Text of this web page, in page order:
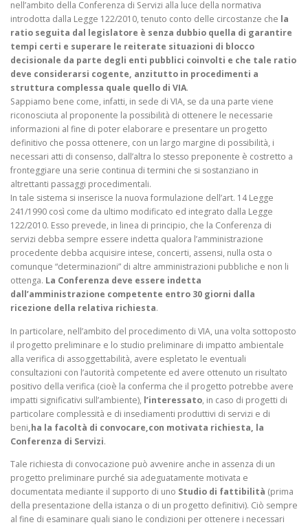
nell’ambito della Conferenza di Servizi alla luce della normativa
introdotta dalla Legge 122/2010, tenuto conto delle circostanze che la
ratio seguita dal legislatore è senza dubbio quella di garantire
tempi certi e superare le reiterate situazioni di blocco
decisionale da parte degli enti pubblici coinvolti e che tale ratio
deve considerarsi cogente, anzitutto in procedimenti a
struttura complessa quale quello di VIA.
Sappiamo bene come, infatti, in sede di VIA, se da una parte viene
riconosciuta al proponente la possibilità di ottenere le necessarie
informazioni al fine di poter elaborare e presentare un progetto
definitivo che possa ottenere, con un largo margine di possibilità, i
necessari atti di consenso, dall’altra lo stesso preponente è costretto a
fronteggiare una serie continua di termini che si sostanziano in
altrettanti passaggi procedimentali.
In tale sistema si inserisce la nuova formulazione dell’art. 14 Legge
241/1990 così come da ultimo modificato ed integrato dalla Legge
122/2010. Esso prevede, in linea di principio, che la Conferenza di
servizi debba sempre essere indetta qualora l’amministrazione
procedente debba acquisire intese, concerti, assensi, nulla osta o
comunque “determinazioni” di altre amministrazioni pubbliche e non li
ottenga. La Conferenza deve essere indetta
dall’amministrazione competente entro 30 giorni dalla
ricezione della relativa richiesta.
In particolare, nell’ambito del procedimento di VIA, una volta sottoposto
il progetto preliminare e lo studio preliminare di impatto ambientale
alla verifica di assoggettabilità, avere espletato le eventuali
consultazioni con l’autorità competente ed avere ottenuto un risultato
positivo della verifica (cioè la conferma che il progetto potrebbe avere
impatti significativi sull’ambiente), l’interessato, in caso di progetti di
particolare complessità e di insediamenti produttivi di servizi e di
beni,ha la facoltà di convocare,con motivata richiesta, la
Conferenza di Servizi.
Tale richiesta di convocazione può avvenire anche in assenza di un
progetto preliminare purché sia adeguatamente motivata e
documentata mediante il supporto di uno Studio di fattibilità (prima
della presentazione della istanza o di un progetto definitivi). Ciò sempre
al fine di esaminare quali siano le condizioni per ottenere i necessari